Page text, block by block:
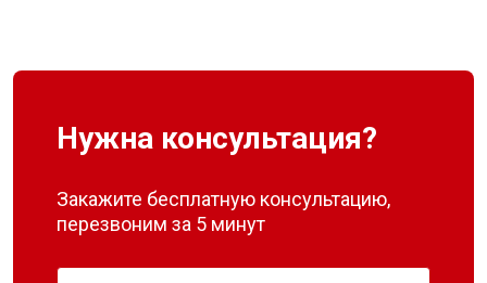
Нужна консультация?
Закажите бесплатную консультацию,
перезвоним за 5 минут